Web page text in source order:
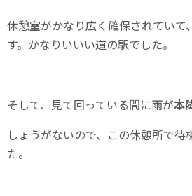
休憩室がかなり広く確保されていて
す。かなりいいい道の駅でした。
そして、見て回っている間に雨が本
しょうがないので、この休憩所で待
た。